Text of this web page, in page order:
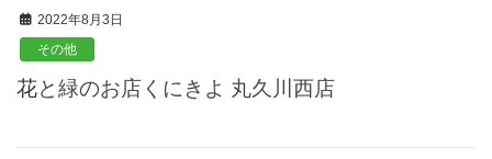
2022年8月3日
その他
花と緑のお店くにきよ 丸久川西店